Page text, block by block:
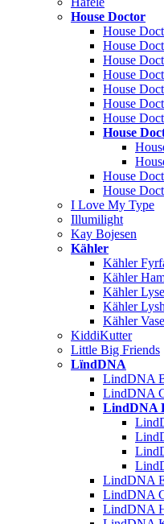
House Doctor
House
House
House
House
House
House
House
House
House
House
I Love My Type
Illumilight
Kay Bojesen
Kähler
Kähler
Kähler
Kähler
Kähler
Kähler
KiddiKutter
Little Big Friends
LïndDNA
LindDNA
LindDNA
LindDNA
LindDNA
LindDNA
LindDNA